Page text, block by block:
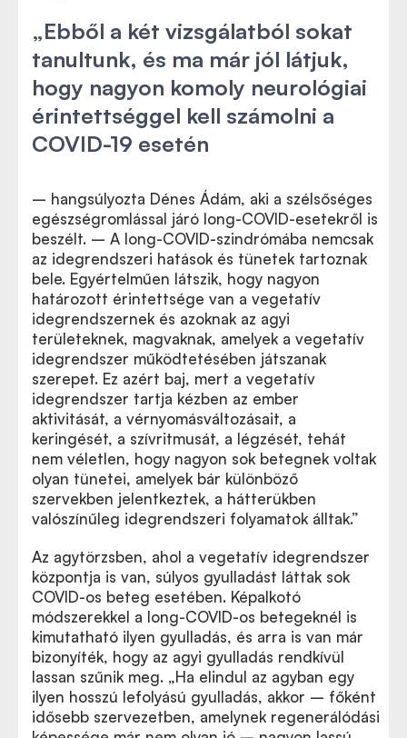
„Ebből a két vizsgálatból sokat
tanultunk, és ma már jól látjuk,
hogy nagyon komoly neurológiai
érintettséggel kell számolni a
COVID-19 esetén
– hangsúlyozta Dénes Ádám, aki a szélsőséges
egészségromlással járó long-COVID-esetekről is
beszélt. – A long-COVID-szindrómába nemcsak
az idegrendszeri hatások és tünetek tartoznak
bele. Egyértelműen látszik, hogy nagyon
határozott érintettsége van a vegetatív
idegrendszernek és azoknak az agyi
területeknek, magvaknak, amelyek a vegetatív
idegrendszer működtetésében játszanak
szerepet. Ez azért baj, mert a vegetatív
idegrendszer tartja kézben az ember
aktivitását, a vérnyomásváltozásait, a
keringését, a szívritmusát, a légzését, tehát
nem véletlen, hogy nagyon sok betegnek voltak
olyan tünetei, amelyek bár különböző
szervekben jelentkeztek, a hátterükben
valószínűleg idegrendszeri folyamatok álltak.”
Az agytörzsben, ahol a vegetatív idegrendszer
központja is van, súlyos gyulladást láttak sok
COVID-os beteg esetében. Képalkotó
módszerekkel a long-COVID-os betegeknél is
kimutatható ilyen gyulladás, és arra is van már
bizonyíték, hogy az agyi gyulladás rendkívül
lassan szűnik meg. „Ha elindul az agyban egy
ilyen hosszú lefolyású gyulladás, akkor – főként
idősebb szervezetben, amelynek regenerálódási